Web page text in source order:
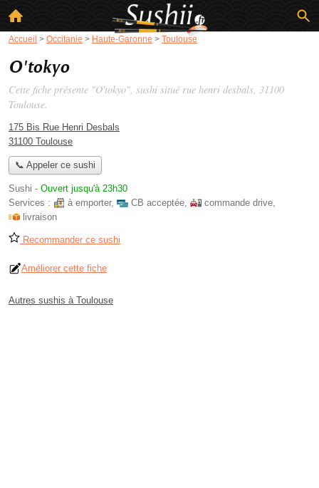
Accueil > Occitanie > Haute-Garonne > Toulouse
O'tokyo
Cette fiche présente "O'tokyo", sushi situé rue henri desbals, 31100
Toulouse.
175 Bis Rue Henri Desbals
31100 Toulouse
📞 Appeler ce sushi
Sushi - Ouvert jusqu'à 23h30
Services :
à emporter, CB acceptée, commande drive,
livraison
Recommander ce sushi
Améliorer cette fiche
Autres sushis à Toulouse